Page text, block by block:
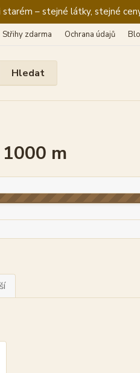
– stejné látky, stejné
Střihy zdarma Ochrana údajů
Hledat
m